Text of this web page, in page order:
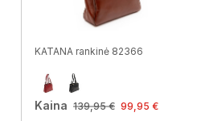
KATANA rankinė 82366
Kaina 139,95 € 99,95 €